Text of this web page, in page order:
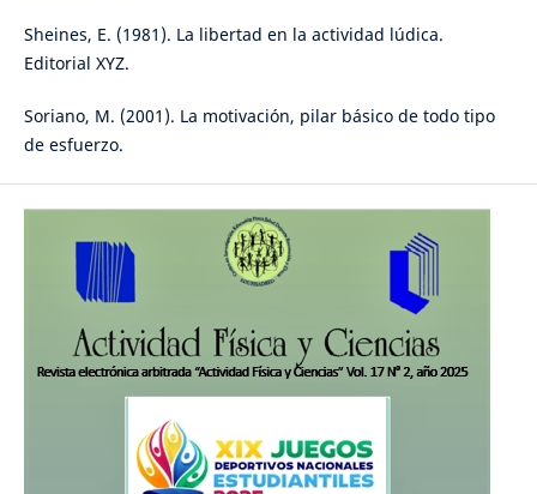
Sheines, E. (1981). La libertad en la actividad lúdica.
Editorial XYZ.
Soriano, M. (2001). La motivación, pilar básico de todo tipo
de esfuerzo.